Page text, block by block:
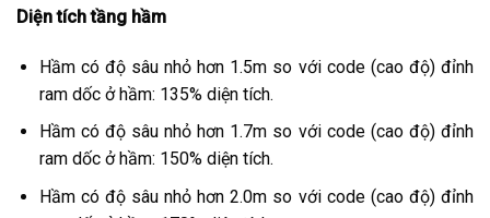
Diện tích tầng hầm
Hầm có độ sâu nhỏ hơn 1.5m so với code (cao độ) đỉnh
ram dốc ở hầm: 135% diện tích.
Hầm có độ sâu nhỏ hơn 1.7m so với code (cao độ) đỉnh
ram dốc ở hầm: 150% diện tích.
Hầm có độ sâu nhỏ hơn 2.0m so với code (cao độ) đỉnh